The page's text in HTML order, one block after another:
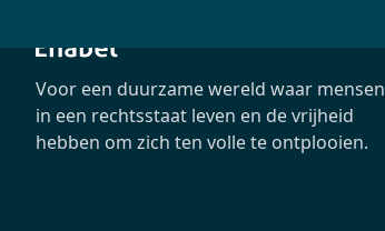
Voor een duurzame wereld waar mensen
in een rechtsstaat leven en de vrijheid
hebben om zich ten volle te ontplooien.